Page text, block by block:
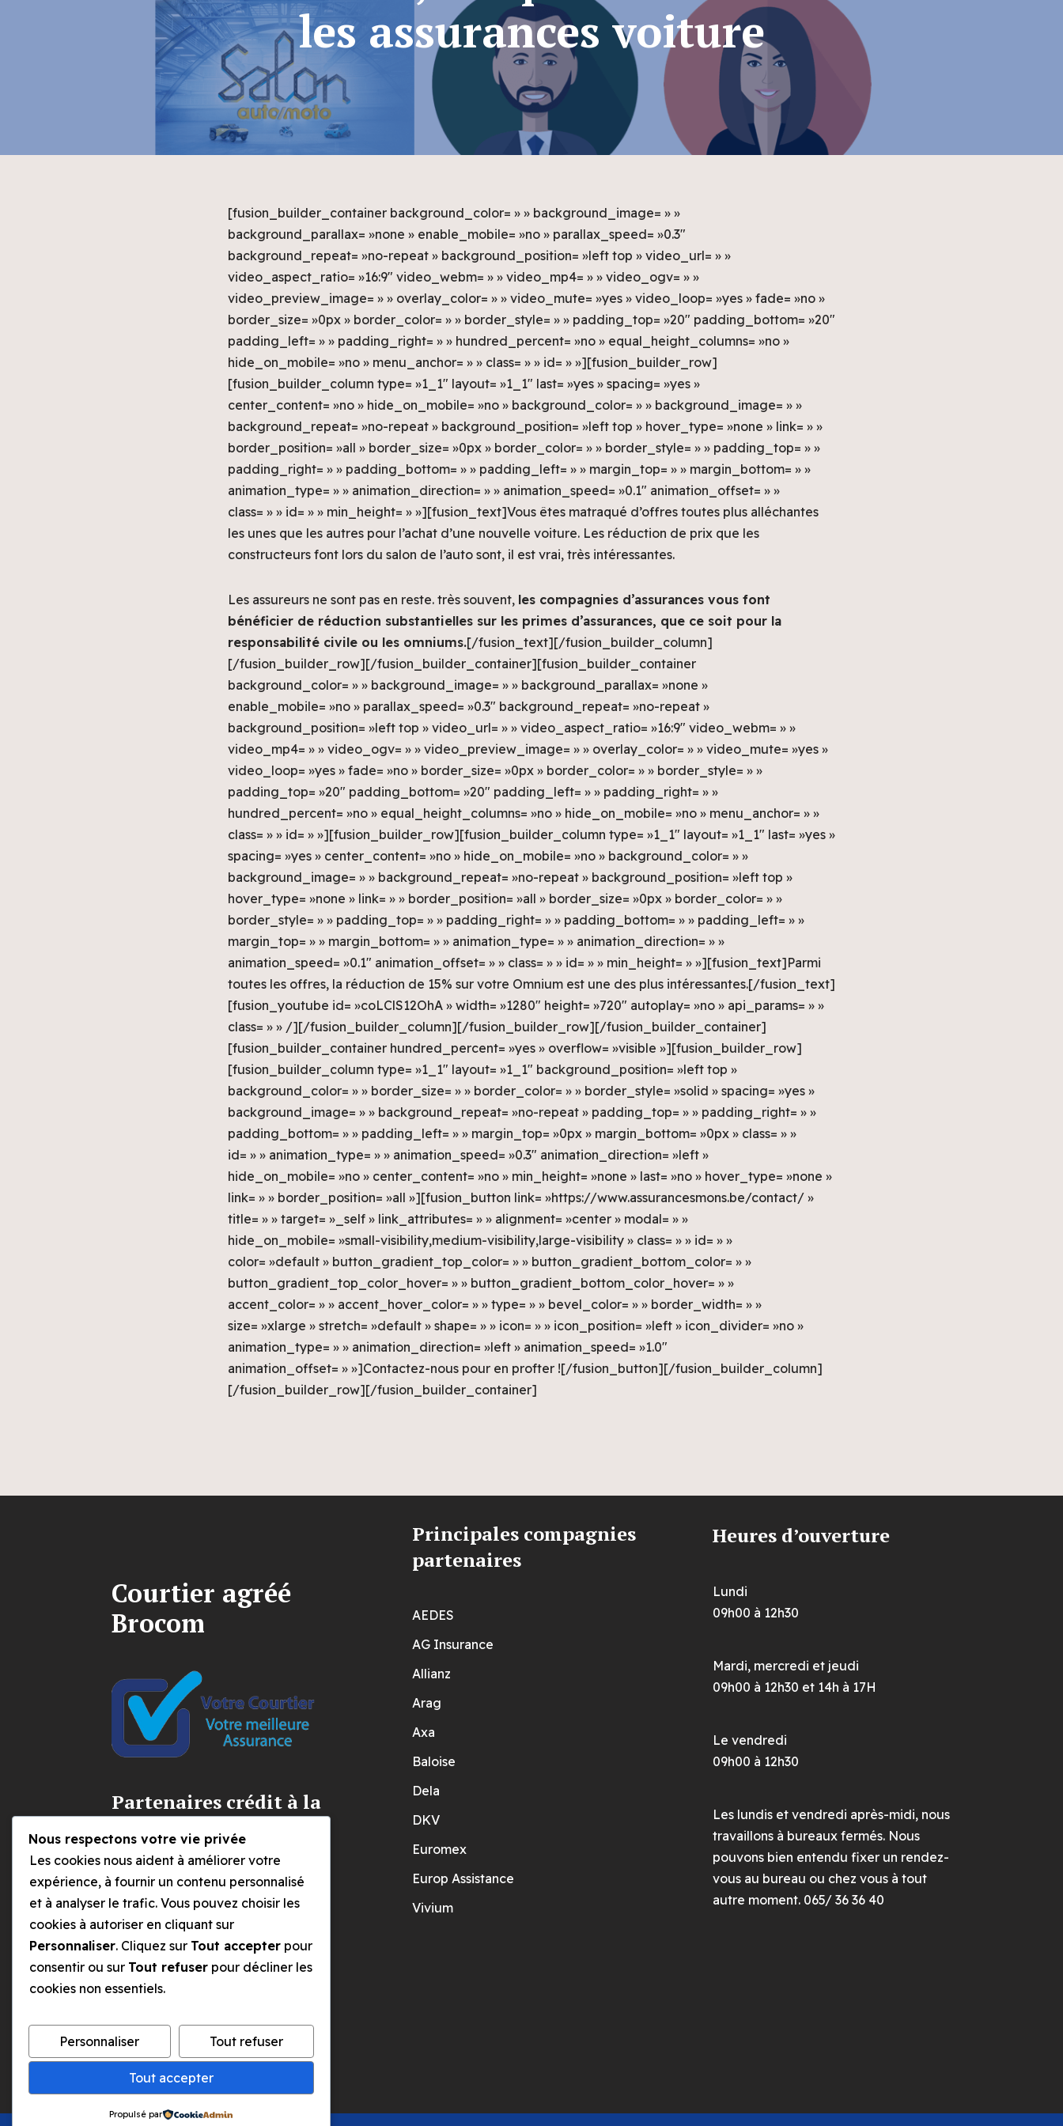
les assurances voiture
[fusion_builder_container background_color= » » background_image= » »
background_parallax= »none » enable_mobile= »no » parallax_speed= »0.3″
background_repeat= »no-repeat » background_position= »left top » video_url= » »
video_aspect_ratio= »16:9″ video_webm= » » video_mp4= » » video_ogv= » »
video_preview_image= » » overlay_color= » » video_mute= »yes » video_loop= »yes » fade= »no »
border_size= »0px » border_color= » » border_style= » » padding_top= »20″ padding_bottom= »20″
padding_left= » » padding_right= » » hundred_percent= »no » equal_height_columns= »no »
hide_on_mobile= »no » menu_anchor= » » class= » » id= » »][fusion_builder_row]
[fusion_builder_column type= »1_1″ layout= »1_1″ last= »yes » spacing= »yes »
center_content= »no » hide_on_mobile= »no » background_color= » » background_image= » »
background_repeat= »no-repeat » background_position= »left top » hover_type= »none » link= » »
border_position= »all » border_size= »0px » border_color= » » border_style= » » padding_top= » »
padding_right= » » padding_bottom= » » padding_left= » » margin_top= » » margin_bottom= » »
animation_type= » » animation_direction= » » animation_speed= »0.1″ animation_offset= » »
class= » » id= » » min_height= » »][fusion_text]Vous êtes matraqué d’offres toutes plus alléchantes
les unes que les autres pour l’achat d’une nouvelle voiture. Les réduction de prix que les
constructeurs font lors du salon de l’auto sont, il est vrai, très intéressantes.
Les assureurs ne sont pas en reste. très souvent, les compagnies d’assurances vous font
bénéficier de réduction substantielles sur les primes d’assurances, que ce soit pour la
responsabilité civile ou les omniums.[/fusion_text][/fusion_builder_column]
[/fusion_builder_row][/fusion_builder_container][fusion_builder_container
background_color= » » background_image= » » background_parallax= »none »
enable_mobile= »no » parallax_speed= »0.3″ background_repeat= »no-repeat »
background_position= »left top » video_url= » » video_aspect_ratio= »16:9″ video_webm= » »
video_mp4= » » video_ogv= » » video_preview_image= » » overlay_color= » » video_mute= »yes »
video_loop= »yes » fade= »no » border_size= »0px » border_color= » » border_style= » »
padding_top= »20″ padding_bottom= »20″ padding_left= » » padding_right= » »
hundred_percent= »no » equal_height_columns= »no » hide_on_mobile= »no » menu_anchor= » »
class= » » id= » »][fusion_builder_row][fusion_builder_column type= »1_1″ layout= »1_1″ last= »yes »
spacing= »yes » center_content= »no » hide_on_mobile= »no » background_color= » »
background_image= » » background_repeat= »no-repeat » background_position= »left top »
hover_type= »none » link= » » border_position= »all » border_size= »0px » border_color= » »
border_style= » » padding_top= » » padding_right= » » padding_bottom= » » padding_left= » »
margin_top= » » margin_bottom= » » animation_type= » » animation_direction= » »
animation_speed= »0.1″ animation_offset= » » class= » » id= » » min_height= » »][fusion_text]Parmi
toutes les offres, la réduction de 15% sur votre Omnium est une des plus intéressantes.[/fusion_text]
[fusion_youtube id= »coLClS12OhA » width= »1280″ height= »720″ autoplay= »no » api_params= » »
class= » » /][/fusion_builder_column][/fusion_builder_row][/fusion_builder_container]
[fusion_builder_container hundred_percent= »yes » overflow= »visible »][fusion_builder_row]
[fusion_builder_column type= »1_1″ layout= »1_1″ background_position= »left top »
background_color= » » border_size= » » border_color= » » border_style= »solid » spacing= »yes »
background_image= » » background_repeat= »no-repeat » padding_top= » » padding_right= » »
padding_bottom= » » padding_left= » » margin_top= »0px » margin_bottom= »0px » class= » »
id= » » animation_type= » » animation_speed= »0.3″ animation_direction= »left »
hide_on_mobile= »no » center_content= »no » min_height= »none » last= »no » hover_type= »none »
link= » » border_position= »all »][fusion_button link= »https://www.assurancesmons.be/contact/ »
title= » » target= »_self » link_attributes= » » alignment= »center » modal= » »
hide_on_mobile= »small-visibility,medium-visibility,large-visibility » class= » » id= » »
color= »default » button_gradient_top_color= » » button_gradient_bottom_color= » »
button_gradient_top_color_hover= » » button_gradient_bottom_color_hover= » »
accent_color= » » accent_hover_color= » » type= » » bevel_color= » » border_width= » »
size= »xlarge » stretch= »default » shape= » » icon= » » icon_position= »left » icon_divider= »no »
animation_type= » » animation_direction= »left » animation_speed= »1.0″
animation_offset= » »]Contactez-nous pour en profter ![/fusion_button][/fusion_builder_column]
[/fusion_builder_row][/fusion_builder_container]
Courtier agréé
Brocom
Partenaires crédit à la
consommation
Elantis / AlphaCredit
Partenaires crédit
hypothécairen
Principales compagnies
partenaires
AEDES
AG Insurance
Allianz
Arag
Axa
Baloise
Dela
DKV
Euromex
Europ Assistance
Vivium
Heures d’ouverture
Lundi
09h00 à 12h30
Mardi, mercredi et jeudi
09h00 à 12h30 et 14h à 17H
Le vendredi
09h00 à 12h30
Les lundis et vendredi après-midi, nous
travaillons à bureaux fermés. Nous
pouvons bien entendu fixer un rendez-
vous au bureau ou chez vous à tout
autre moment. 065/ 36 36 40
Nous respectons votre vie privée
Les cookies nous aident à améliorer votre
expérience, à fournir un contenu personnalisé
et à analyser le trafic. Vous pouvez choisir les
cookies à autoriser en cliquant sur
Personnaliser. Cliquez sur Tout accepter pour
consentir ou sur Tout refuser pour décliner les
cookies non essentiels.
Personnaliser Tout refuser
Tout accepter
Propulsé par